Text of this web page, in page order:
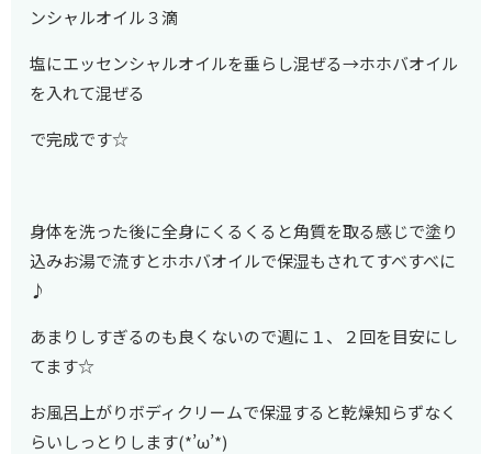
ンシャルオイル３滴
塩にエッセンシャルオイルを垂らし混ぜる→ホホバオイル
を入れて混ぜる
で完成です☆
身体を洗った後に全身にくるくると角質を取る感じで塗り
込みお湯で流すとホホバオイルで保湿もされてすべすべに
♪
あまりしすぎるのも良くないので週に１、２回を目安にし
てます☆
お風呂上がりボディクリームで保湿すると乾燥知らずなく
らいしっとりします(*’ω’*)